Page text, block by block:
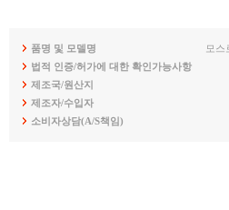
품명 및 모델명
모스
법적 인증/허가에 대한 확인가능사항
제조국/원산지
제조자/수입자
소비자상담(A/S책임)